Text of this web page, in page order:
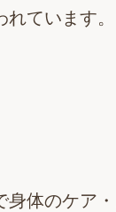
ています。
身体のケア